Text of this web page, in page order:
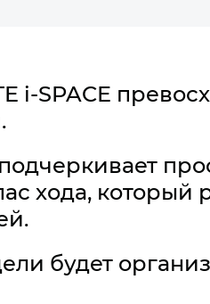
i‑SPACE
подчеркивает
хода, который
будет